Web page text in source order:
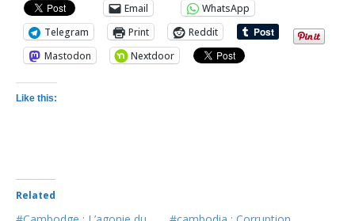
Email
WhatsApp
Telegram
Print
Reddit
Mastodon
Nextdoor
Like this:
Related